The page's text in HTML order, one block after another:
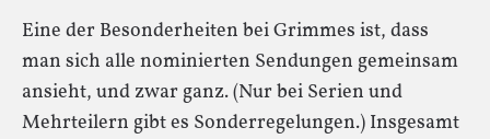
Eine der Besonderheiten bei Grimmes ist, dass
man sich alle nominierten Sendungen gemeinsam
ansieht, und zwar ganz. (Nur bei Serien und
Mehrteilern gibt es Sonderregelungen.) Insgesamt